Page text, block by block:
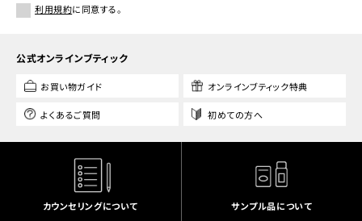
利用規約に同意する。
公式オンラインブティック
お買い物ガイド オンラインブティック特典
よくあるご質問 初めての方へ
カウンセリングについて
サンプル品について